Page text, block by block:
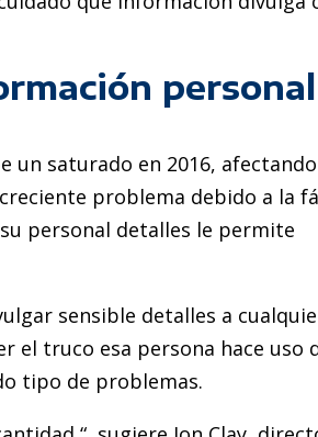
un saturado en 2016,
problema debido a la
personal detalles le permite
sensible detalles a
el truco esa persona hace uso
tipo de problemas.